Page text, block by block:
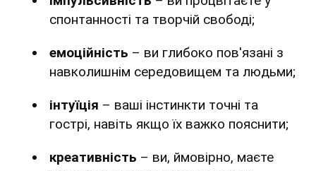
спонтанності та творчій свободі;
емоційність – ви глибоко пов'язані з
навколишнім середовищем та людьми;
інтуїція – ваші інстинкти точні та
гострі, навіть якщо їх важко пояснити;
креативність – ви, ймовірно, маєте